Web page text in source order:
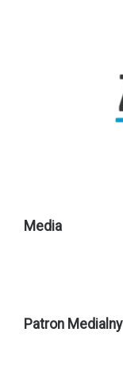
Media
Patron Medialny